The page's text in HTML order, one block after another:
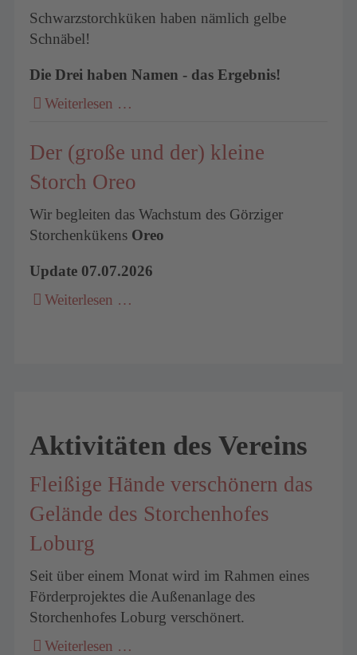
Schwarzstorchküken haben nämlich gelbe
Schnäbel!
Die Drei haben Namen - das Ergebnis!
Weiterlesen …
Der (große und der) kleine
Storch Oreo
Wir begleiten das Wachstum des Görziger
Storchenkükens Oreo
Update 07.07.2026
Weiterlesen …
Aktivitäten des Vereins
Fleißige Hände verschönern das
Gelände des Storchenhofes
Loburg
Seit über einem Monat wird im Rahmen eines
Förderprojektes die Außenanlage des
Storchenhofes Loburg verschönert.
Weiterlesen …